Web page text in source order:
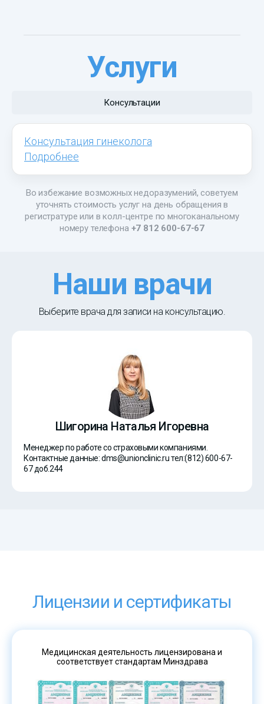
Услуги
Консультации
Консультация гинеколога
Подробнее
Во избежание возможных недоразумений, советуем
уточнять стоимость услуг на день обращения в
регистратуре или в колл-центре по многоканальному
номеру телефона +7 812 600-67-67
Наши врачи
Выберите врача для записи на консультацию.
Шигорина Наталья Игоревна
Менеджер по работе со страховыми компаниями.
Контактные данные: dms@unionclinic.ru тел:(812) 600-67-
67 доб.244
Лицензии и сертификаты
Медицинская деятельность лицензирована и
соответствует стандартам Минздрава